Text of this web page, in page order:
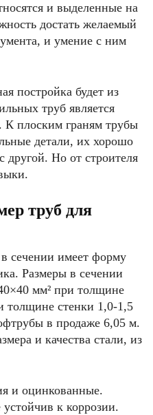
и выделенные на
достать желаемый
и умение с ним
постройка будет из
труб является
К плоским граням трубы
детали, их хорошо
другой. Но от строителя
труб для
сечении имеет форму
Размеры в сечении
мм² при толщине
толщине стенки 1,0-1,5
в продаже 6,05 м.
и качества стали, из
и оцинкованные.
к коррозии.